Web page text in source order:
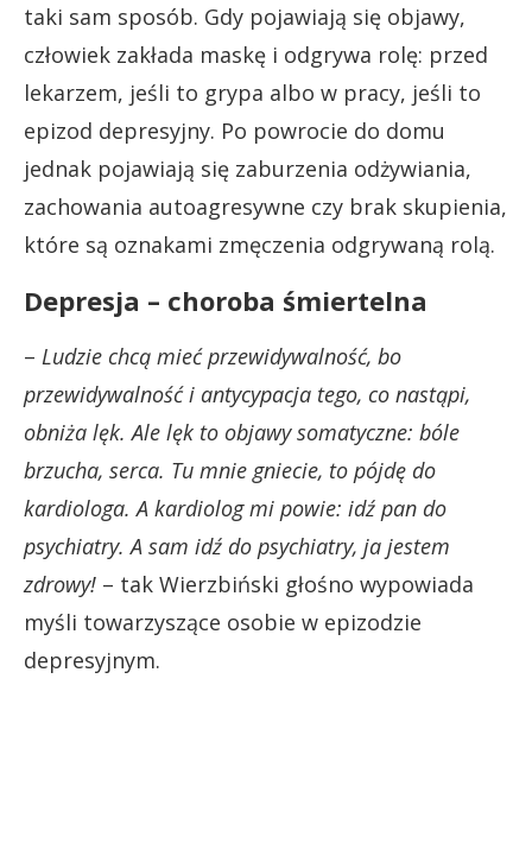
taki sam sposób. Gdy pojawiają się objawy,
człowiek zakłada maskę i odgrywa rolę: przed
lekarzem, jeśli to grypa albo w pracy, jeśli to
epizod depresyjny. Po powrocie do domu
jednak pojawiają się zaburzenia odżywiania,
zachowania autoagresywne czy brak skupienia,
które są oznakami zmęczenia odgrywaną rolą.
Depresja – choroba śmiertelna
– Ludzie chcą mieć przewidywalność, bo
przewidywalność i antycypacja tego, co nastąpi,
obniża lęk. Ale lęk to objawy somatyczne: bóle
brzucha, serca. Tu mnie gniecie, to pójdę do
kardiologa. A kardiolog mi powie: idź pan do
psychiatry. A sam idź do psychiatry, ja jestem
zdrowy! – tak Wierzbiński głośno wypowiada
myśli towarzyszące osobie w epizodzie
depresyjnym.